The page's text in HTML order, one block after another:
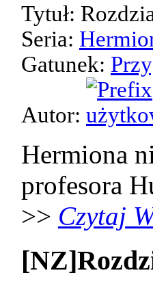
Tytuł:
Seria:
Gatunek:
Autor:
Hermiona
profesora
>> Czytaj